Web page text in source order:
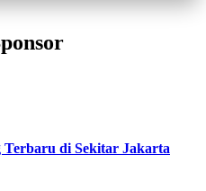
di Sekitar Jakarta